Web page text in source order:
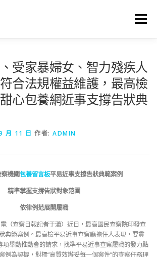
選單
受家暴婦女、智力殘疾人
合法規權益維護，最高檢
心包養網近事支撐告狀典
月 11 日 作者: ADMIN
機關包養留言板平易近事支撐告狀典範案例
精準掌握支撐告狀對象范圍
依律例范展開履職
（查察日報記者于瀟）近日，最高國民查察院印發查
典範案例。最高檢平易近事查察廳擔任人表現，要貫
項舉動推動會的請求，找準平易近事查察履職的發力點
例為契機，對標“高質效辦妥每一個案件”的查察任務理